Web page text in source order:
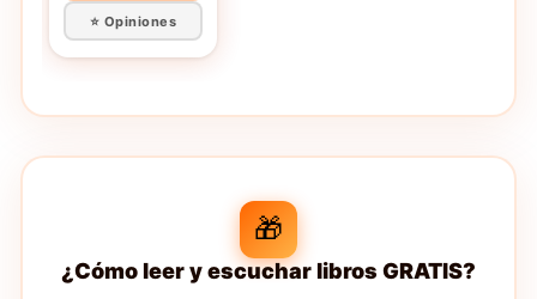
⭐ Opiniones
🎁
¿Cómo leer y escuchar libros GRATIS?